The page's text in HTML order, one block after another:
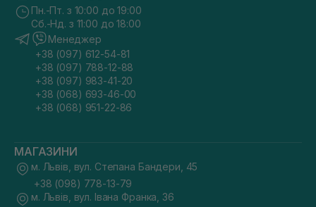
Пн.-Пт. з 10:00 до 19:00
Сб.-Нд. з 11:00 до 18:00
Менеджер
+38 (097) 612-54-81
+38 (097) 788-12-88
+38 (097) 983-41-20
+38 (068) 693-46-00
+38 (068) 951-22-86
МАГАЗИНИ
м. Львів, вул. Степана Бандери, 45
+38 (098) 778-13-79
м. Львів, вул. Івана Франка, 36